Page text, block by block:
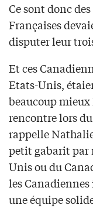
Ce sont donc
Françaises
disputer leur
Et ces
Etats-Unis,
beaucoup mieux
rencontre lors
rappelle
petit gabarit par
Unis ou du
les Canadiennes
une équipe